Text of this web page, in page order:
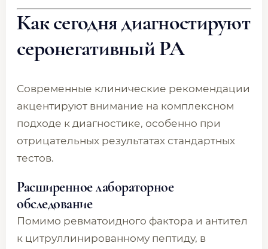
Как сегодня диагностируют
серонегативный РА
Современные клинические рекомендации
акцентируют внимание на комплексном
подходе к диагностике, особенно при
отрицательных результатах стандартных
тестов.
Расширенное лабораторное
обследование
Помимо ревматоидного фактора и антител
к цитруллинированному пептиду, в